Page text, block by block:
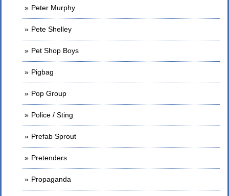
Peter Murphy
Pete Shelley
Pet Shop Boys
Pigbag
Pop Group
Police / Sting
Prefab Sprout
Pretenders
Propaganda